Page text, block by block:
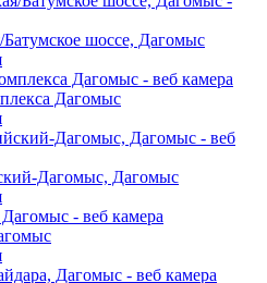
шоссе, Дагомыс
Дагомыс
Дагомыс, Дагомыс